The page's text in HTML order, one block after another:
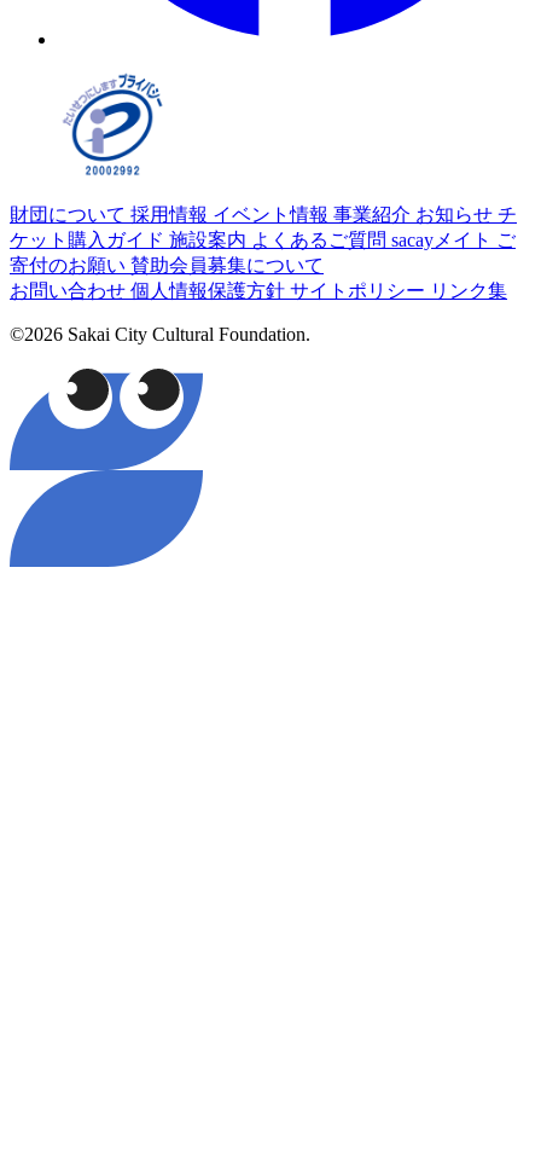
財団について 採用情報 イベント情報 事業紹介 お知らせ チ
ケット購入ガイド 施設案内 よくあるご質問 sacayメイト ご
寄付のお願い 賛助会員募集について
お問い合わせ 個人情報保護方針 サイトポリシー リンク集
©2026 Sakai City Cultural Foundation.